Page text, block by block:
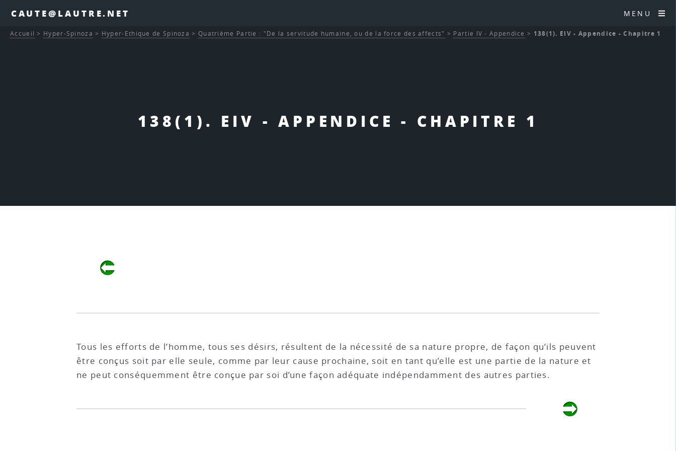
CAUTE@LAUTRE.NET MENU
138(1). EIV - APPENDICE - CHAPITRE 1
Accueil > Hyper-Spinoza > Hyper-Ethique de Spinoza > Quatrième Partie : "De la servitude humaine, ou de la force des affects" > Partie IV - Appendice > 138(1). EIV - Appendice - Chapitre 1
Tous les efforts de l’homme, tous ses désirs, résultent de la nécessité de sa nature propre, de façon qu’ils peuvent
être conçus soit par elle seule, comme par leur cause prochaine, soit en tant qu’elle est une partie de la nature et
ne peut conséquemment être conçue par soi d’une façon adéquate indépendamment des autres parties.